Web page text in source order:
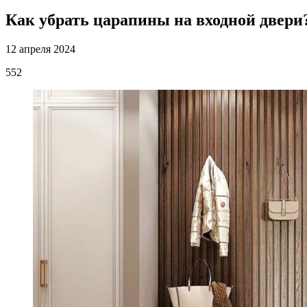
Как убрать царапины на входной
12 апреля 2024
552